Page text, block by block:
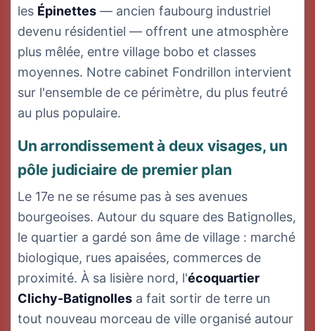
les Épinettes — ancien faubourg industriel
devenu résidentiel — offrent une atmosphère
plus mêlée, entre village bobo et classes
moyennes. Notre cabinet Fondrillon intervient
sur l'ensemble de ce périmètre, du plus feutré
au plus populaire.
Un arrondissement à deux visages, un
pôle judiciaire de premier plan
Le 17e ne se résume pas à ses avenues
bourgeoises. Autour du square des Batignolles,
le quartier a gardé son âme de village : marché
biologique, rues apaisées, commerces de
proximité. À sa lisière nord, l'écoquartier
Clichy-Batignolles a fait sortir de terre un
tout nouveau morceau de ville organisé autour